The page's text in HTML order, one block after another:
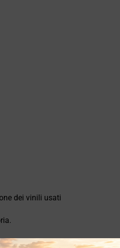
dei vinili usati
online?